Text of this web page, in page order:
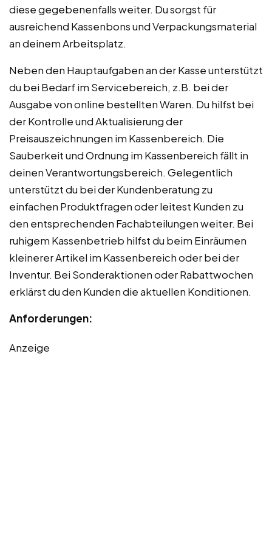
diese gegebenenfalls weiter. Du sorgst für
ausreichend Kassenbons und Verpackungsmaterial
an deinem Arbeitsplatz.
Neben den Hauptaufgaben an der Kasse unterstützt
du bei Bedarf im Servicebereich, z.B. bei der
Ausgabe von online bestellten Waren. Du hilfst bei
der Kontrolle und Aktualisierung der
Preisauszeichnungen im Kassenbereich. Die
Sauberkeit und Ordnung im Kassenbereich fällt in
deinen Verantwortungsbereich. Gelegentlich
unterstützt du bei der Kundenberatung zu
einfachen Produktfragen oder leitest Kunden zu
den entsprechenden Fachabteilungen weiter. Bei
ruhigem Kassenbetrieb hilfst du beim Einräumen
kleinerer Artikel im Kassenbereich oder bei der
Inventur. Bei Sonderaktionen oder Rabattwochen
erklärst du den Kunden die aktuellen Konditionen.
Anforderungen:
Anzeige